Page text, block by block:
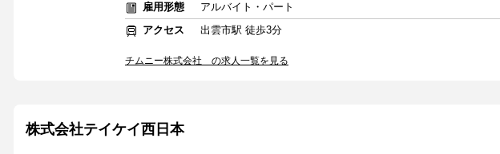
雇用形態
アルバイト・パート
アクセス
出雲市駅 徒歩3分
チムニー株式会社 の求人一覧を見る
株式会社テイケイ西日本